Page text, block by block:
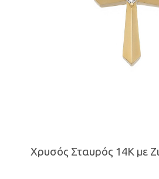
Χρυσός Σταυρός 14K με